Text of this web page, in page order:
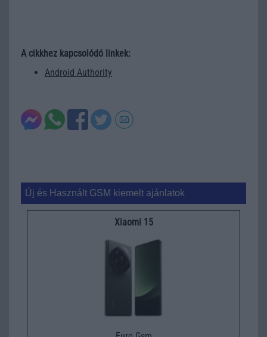
A cikkhez kapcsolódó linkek:
Android Authority
Új és Használt GSM kiemelt ajánlatok
Xiaomi 15